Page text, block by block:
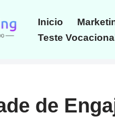
Inicio
Teste
de